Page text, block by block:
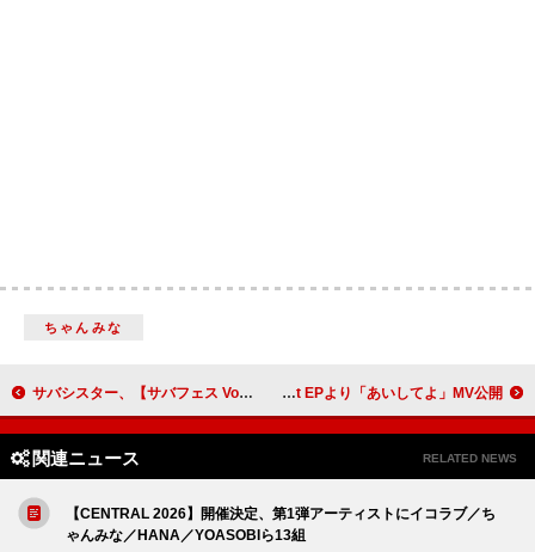
ちゃんみな
サバシスター、【サバフェス Vol.4】2026年3月に開催決定 REIRIE、メジャー1st EPより「あいしてよ」MV公開
関連ニュース RELATED NEWS
【CENTRAL 2026】開催決定、第1弾アーティストにイコラブ／ち
ゃんみな／HANA／YOASOBIら13組